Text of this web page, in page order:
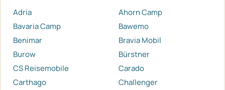
Adria
Ahorn Camp
Bavaria Camp
Bawemo
Benimar
Bravia Mobil
Burow
Bürstner
CS Reisemobile
Carado
Carthago
Challenger